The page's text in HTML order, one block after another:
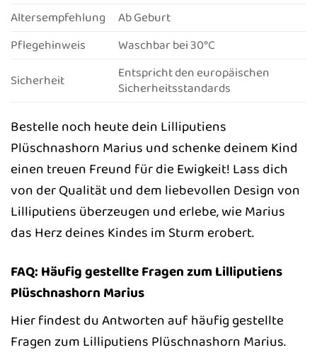
Altersempfehlung
Ab Geburt
Pflegehinweis
Waschbar bei 30°C
Sicherheit
Entspricht den europäischen
Sicherheitsstandards
Bestelle noch heute dein Lilliputiens
Plüschnashorn Marius und schenke deinem Kind
einen treuen Freund für die Ewigkeit! Lass dich
von der Qualität und dem liebevollen Design von
Lilliputiens überzeugen und erlebe, wie Marius
das Herz deines Kindes im Sturm erobert.
FAQ: Häufig gestellte Fragen zum Lilliputiens
Plüschnashorn Marius
Hier findest du Antworten auf häufig gestellte
Fragen zum Lilliputiens Plüschnashorn Marius.